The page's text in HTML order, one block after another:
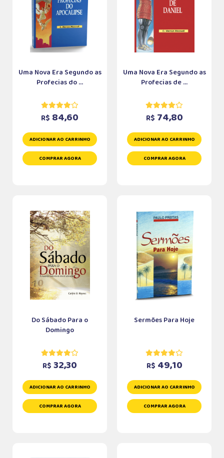
Uma Nova Era Segundo as
Profecias do ...
R$ 84,60
ADICIONAR AO CARRINHO
COMPRAR AGORA
Uma Nova Era Segundo as
Profecias de ...
R$ 74,80
ADICIONAR AO CARRINHO
COMPRAR AGORA
Do Sábado Para o
Domingo
R$ 32,30
ADICIONAR AO CARRINHO
COMPRAR AGORA
Sermões Para Hoje
R$ 49,10
ADICIONAR AO CARRINHO
COMPRAR AGORA